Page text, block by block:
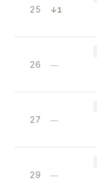
25 ↓1
26 —
27 —
29 —